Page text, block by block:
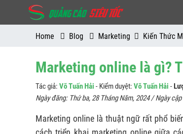
Home Blog Marketing Kiến Thức
Marketing online là gì?
Tác giả: Võ Tuấn Hải - Kiểm duyệt: Võ Tuấn Hải -
Ngày đăng: Thứ ba, 28 Tháng Năm, 2024/ Ngày cập
Marketing online là thuật ngữ rất phổ